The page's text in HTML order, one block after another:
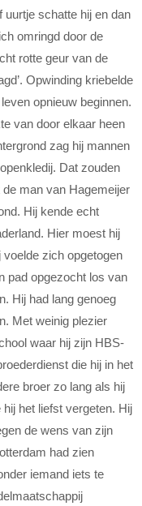
uurtje schatte hij en dan
omringd door de
rotte geur van de
Opwinding kriebelde
opnieuw beginnen.
van door elkaar heen
zag hij mannen
Dat zouden
man van Hagemeijer
Hij kende echt
Hier moest hij
zich opgetogen
pad opgezocht los van
Hij had lang genoeg
Met weinig plezier
waar hij zijn HBS-
die hij in het
broer zo lang als hij
het liefst vergeten. Hij
de wens van zijn
had zien
iemand iets te